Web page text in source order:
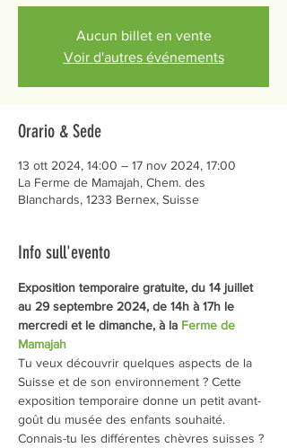
Aucun billet en vente
Voir d'autres événements
Orario & Sede
13 ott 2024, 14:00 – 17 nov 2024, 17:00
La Ferme de Mamajah, Chem. des
Blanchards, 1233 Bernex, Suisse
Info sull'evento
Exposition temporaire gratuite, du 14 juillet
au 29 septembre 2024, de 14h à 17h le
mercredi et le dimanche, à la Ferme de
Mamajah
Tu veux découvrir quelques aspects de la
Suisse et de son environnement ? Cette
exposition temporaire donne un petit avant-
goût du musée des enfants souhaité.
Connais-tu les différentes chèvres suisses ?